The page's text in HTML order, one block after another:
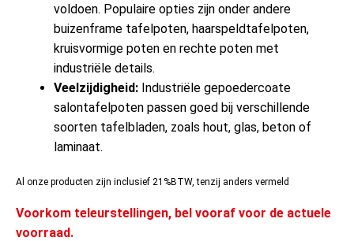
voldoen. Populaire opties zijn onder andere
buizenframe tafelpoten, haarspeldtafelpoten,
kruisvormige poten en rechte poten met
industriële details.
Veelzijdigheid: Industriële gepoedercoate
salontafelpoten passen goed bij verschillende
soorten tafelbladen, zoals hout, glas, beton of
laminaat.
Al onze producten zijn inclusief 21%BTW, tenzij anders vermeld
Voorkom teleurstellingen, bel vooraf voor de actuele
voorraad.